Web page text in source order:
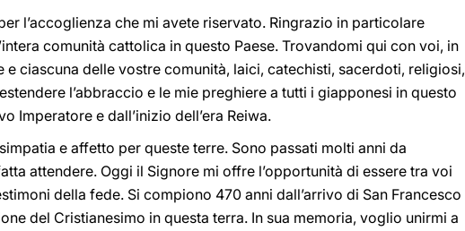
l’accoglienza che mi avete riservato. Ringrazio in particolare
comunità cattolica in questo Paese. Trovandomi qui con voi, in
ciascuna delle vostre comunità, laici, catechisti, sacerdoti, religiosi,
l’abbraccio e le mie preghiere a tutti i giapponesi in questo
Imperatore e dall’inizio dell’era Reiwa.
e affetto per queste terre. Sono passati molti anni da
attendere. Oggi il Signore mi offre l’opportunità di essere tra voi
della fede. Si compiono 470 anni dall’arrivo di San Francesco
del Cristianesimo in questa terra. In sua memoria, voglio unirmi a